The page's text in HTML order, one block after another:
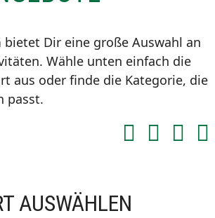
bietet Dir eine große Auswahl an
Wähle unten einfach die
aus oder finde die Kategorie, die
passt.
AUSWÄHLEN